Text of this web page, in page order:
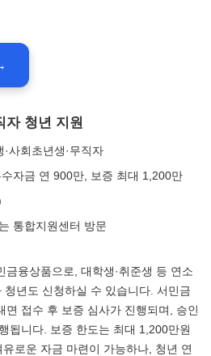
자 청년 지원
사회초년생·무직자
자금 연 900만, 보증 최대 1,200만
통합지원센터 방문
금융상품으로, 대학생·취준생 등 연소
년도 신청하실 수 있습니다. 서민금
면 접수 후 보증 심사가 진행되며, 승인
됩니다. 보증 한도는 최대 1,200만원
로운 자금 마련이 가능하나, 청년 연